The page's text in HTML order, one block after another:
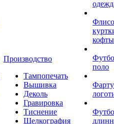
Производство
Тампопечать
Вышивка
Деколь
Гравировка
Тиснение
Шелкография
кофты
поло